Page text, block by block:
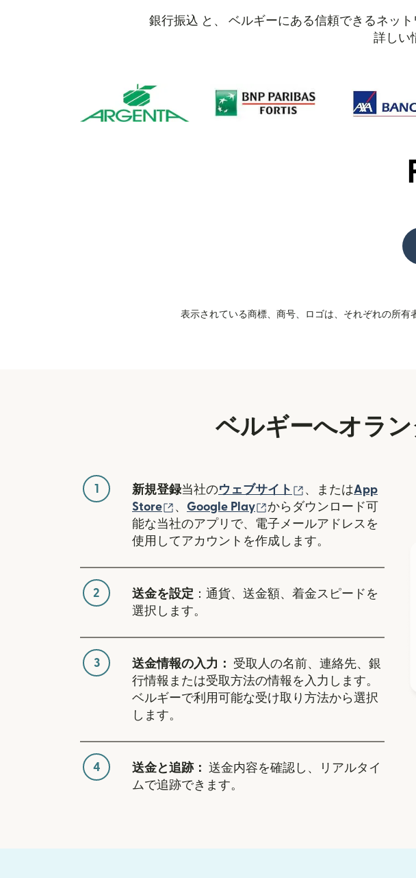
銀行振込 と、 ベルギーにある信頼できるネッ
詳しい
表示されている商標、商号、ロゴは、それぞれの所有
ベルギーへオラ
1 新規登録当社のウェブサイト （別ウィンドウで開
、またはApp
Store
（別ウィンドウで開きます）
、 Google Play （別ウィンドウで開きます
からダウンロード可
能な当社のアプリで、電子メールアドレスを
使用してアカウントを作成します。
2 送金を設定 ：通貨、送金額、着金スピードを
選択します。
3 送金情報の入力：
受取人の名前、連絡先、銀
行情報または受取方法の情報を入力します。
ベルギーで利用可能な受け取り方法から選択
します。
4 送金と追跡：
送金内容を確認し、リアルタイ
ムで追跡できます。